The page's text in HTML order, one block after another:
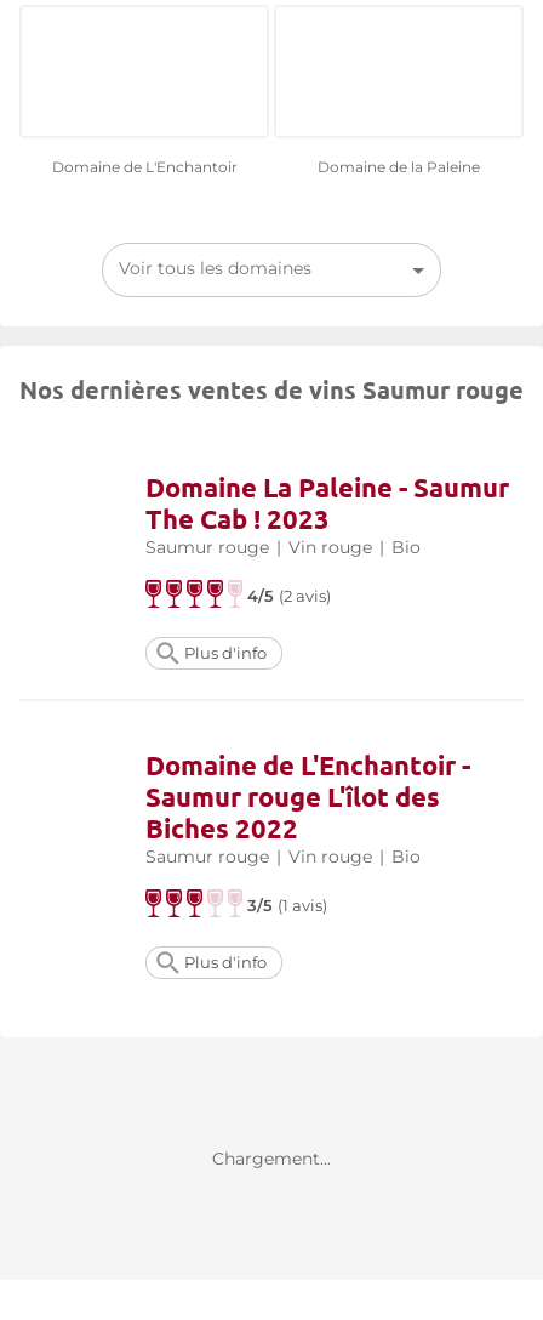
Domaine de L'Enchantoir Domaine de la Paleine
Voir tous les domaines
Nos dernières ventes de vins Saumur rouge
Domaine La Paleine - Saumur
The Cab ! 2023
Saumur rouge | Vin rouge | Bio
4/5 (2 avis)
Plus d'info
Domaine de L'Enchantoir -
Saumur rouge L'îlot des
Biches 2022
Saumur rouge | Vin rouge | Bio
3/5 (1 avis)
Plus d'info
Chargement...